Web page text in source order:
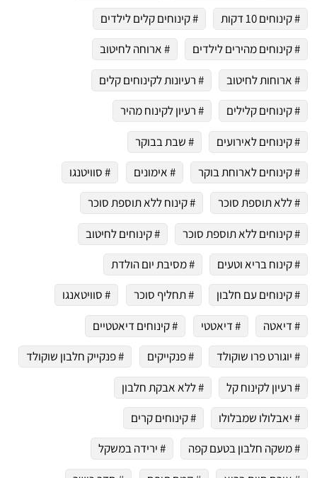
# קינוחים 10 דקות
# קינוחים קלים לילדים
# קינוחים מהירים לילדים
# ארוחה לחיטוב
# ארוחות לחיטוב
# רעיונות לקינוחים קלים
# קינוחים קלילים
# רעיון לקינוח מהיר
# קינוחים לאירועים
# שבת בבוקר
# קינוחים לארוחת בוקר
# אימונים
# סוויטנגו
# ללא תוספת סוכר
# קינוח ללא תוספת סוכר
# קינוחים ללא תוספת סוכר
# קינוחים לחיטוב
# קינוח בריא וטעים
# מסיבת יום הולדת
# קינוחים עם חלבון
# תחליף סוכר
# סוויטאנגו
# דיאטה
# דיאטטי
# קינוחים דיאטטיים
# יוגורט פרו שוקולד
# פנקייקים
# פנקייק חלבון שוקולד
# רעיון לקינוח קל
# ללא אבקת חלבון
# יאבלולו שמבלולו
# קינוחים קרים
# משקה חלבון בטעם קפה
# ירידה במשקל